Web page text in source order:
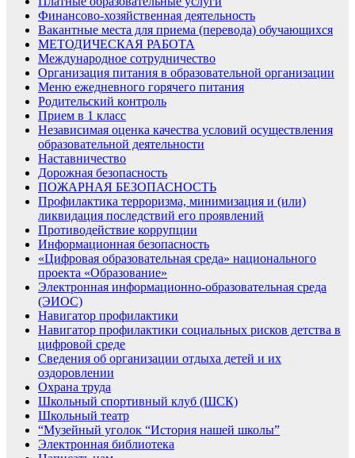
Финансово-хозяйственная деятельность
Вакантные места для приема (перевода) обучающихся
МЕТОДИЧЕСКАЯ РАБОТА
Международное сотрудничество
Организация питания в образовательной организации
Меню ежедневного горячего питания
Родительский контроль
Прием в 1 класс
Независимая оценка качества условий осуществления
образовательной деятельности
Наставничество
Дорожная безопасность
ПОЖАРНАЯ БЕЗОПАСНОСТЬ
Профилактика терроризма, минимизация и (или)
ликвидация последствий его проявлений
Противодействие коррупции
Информационная безопасность
«Цифровая образовательная среда» национального
проекта «Образование»
Электронная информационно-образовательная среда
(ЭИОС)
Навигатор профилактики
Навигатор профилактики социальных рисков детства в
цифровой среде
Сведения об организации отдыха детей и их
оздоровлении
Охрана труда
Школьный спортивный клуб (ШСК)
Школьный театр
“Музейный уголок “История нашей школы”
Электронная библиотека